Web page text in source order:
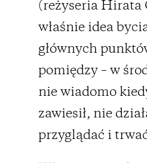
(reżyseria Hirata
właśnie idea
głównych
pomiędzy – w
nie wiadomo
zawiesił, nie
przyglądać i